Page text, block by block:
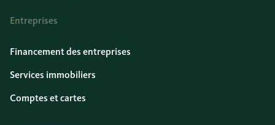
Entreprises
Financement des entreprises
Services immobiliers
Comptes et cartes